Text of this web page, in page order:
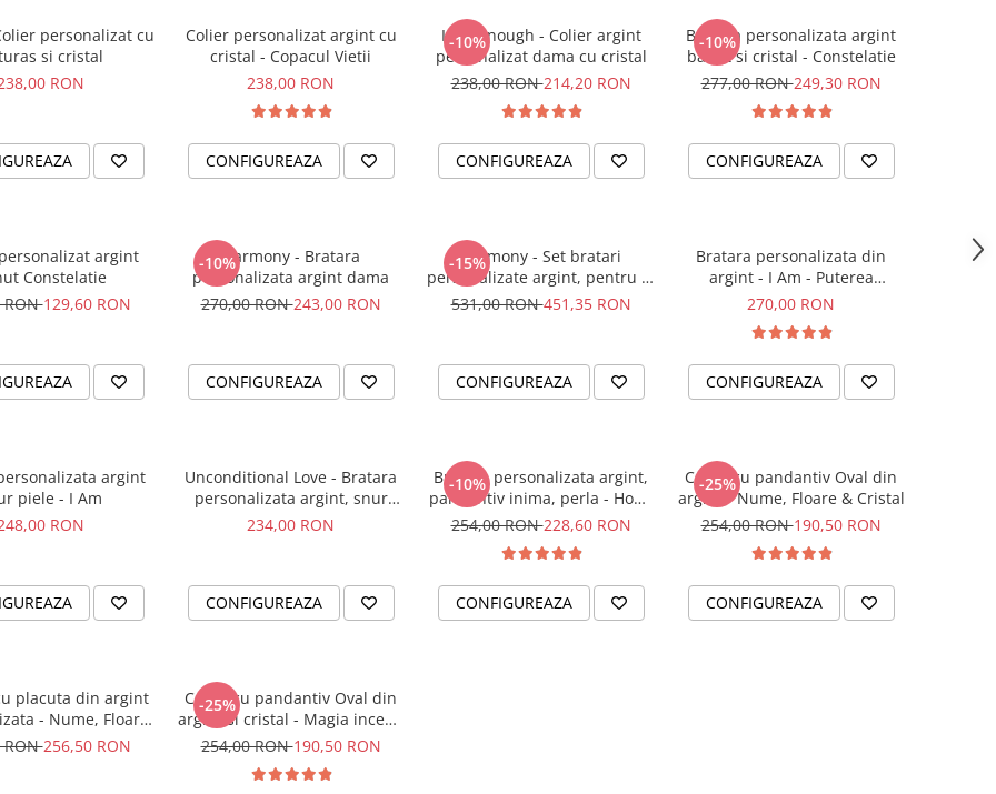
personalizat cu
si cristal
RON
Colier personalizat argint cu
cristal - Copacul Vietii
238,00 RON
CONFIGUREAZA
-10%
I am Enough - Colier argint
personalizat dama cu cristal
238,00 RON214,20 RON
CONFIGUREAZA
-10%
Bratara personalizata argint
banut si cristal - Constelatie
277,00 RON249,30 RON
CONFIGUREAZA
argint
Constelatie
RON129,60 RON
-10%Harmony - Bratara
personalizata argint dama
270,00 RON243,00 RON
CONFIGUREAZA
-15%
Harmony - Set bratari
personalizate argint, pentru el
si ea
531,00 RON451,35 RON
CONFIGUREAZA
Bratara personalizata din
argint - I Am - Puterea
intentiei la mana ta
270,00 RON
CONFIGUREAZA
argint
piele - I Am
RON
Unconditional Love - Bratara
personalizata argint, snur
impletit piele
234,00 RON
CONFIGUREAZA
-10%
Bratara personalizata argint,
pandantiv inima, perla - Hope
& Faith
254,00 RON228,60 RON
CONFIGUREAZA
-25%
Colier cu pandantiv Oval din
argint - Nume, Floare & Cristal
254,00 RON190,50 RON
CONFIGUREAZA
placuta din argint
- Nume, Floare
& Cristal
RON256,50 RON
-25%
Colier cu pandantiv Oval din
argint si cristal - Magia incepe
cu tine
254,00 RON190,50 RON